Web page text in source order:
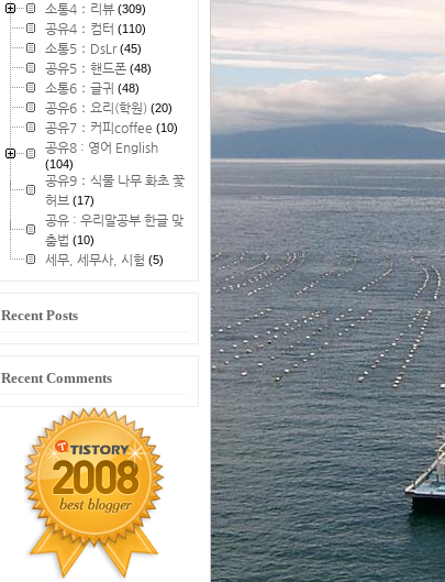
소통4：리뷰(309)
공유4：컴터 (110)
소통5：DsLr(45)
공유5：핸드폰(48)
소통6：글귀 (48)
공유6：요리(학원)(20)
공유7：커피coffee (10)
공유8 : 영어 English
(104)
공유9：식물 나무 화초 꽃
허브 (17)
공유 : 우리말공부 한글 맞
춤법 (10)
세무, 세무사, 시험 (5)
Recent Posts
Recent Comments